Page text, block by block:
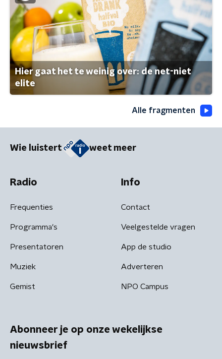
Hier gaat het te weinig over: de net-niet
elite
Alle fragmenten
Wie luistert weet meer
Radio
Frequenties
Programma's
Presentatoren
Muziek
Gemist
Info
Contact
Veelgestelde vragen
App de studio
Adverteren
NPO Campus
Abonneer je op onze wekelijkse
nieuwsbrief